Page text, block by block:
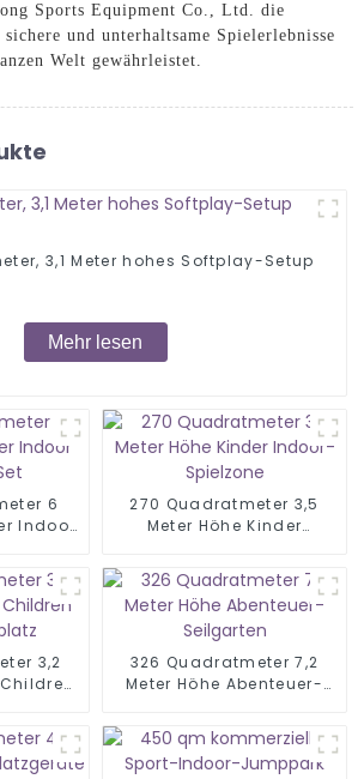
Sports Equipment Co., Ltd. die
und unterhaltsame Spielerlebnisse
Welt gewährleistet.
3,1 Meter hohes Softplay-Setup
Mehr lesen
6
Indoor
270 Quadratmeter 3,5
Meter Höhe Kinder
3,2
326 Quadratmeter 7,2
Meter Höhe Abenteuer-